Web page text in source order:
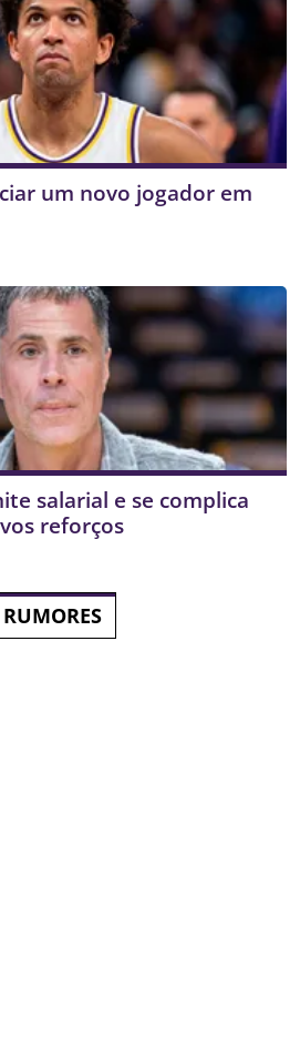
um novo jogador em
salarial e se complica
reforços
RUMORES